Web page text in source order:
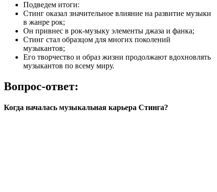
Подведем итоги:
Стинг оказал значительное влияние на развитие музыки
в жанре рок;
Он привнес в рок-музыку элементы джаза и фанка;
Стинг стал образцом для многих поколений
музыкантов;
Его творчество и образ жизни продолжают вдохновлять
музыкантов по всему миру.
Вопрос-ответ:
Когда началась музыкальная карьера Стинга?